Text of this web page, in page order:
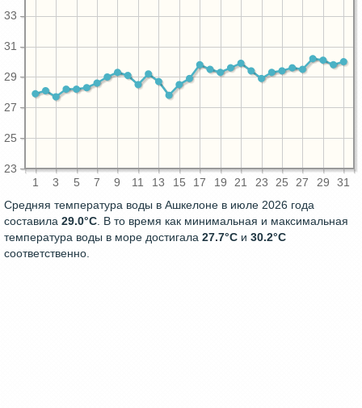
1 3 5 7 9 11 13 15 17 19 21 23 25 27 29 31
23
25
27
29
31
33
Средняя температура воды в Ашкелоне в июле 2026 года
составила 29.0°C. В то время как минимальная и максимальная
температура воды в море достигала 27.7°C и 30.2°C
соответственно.